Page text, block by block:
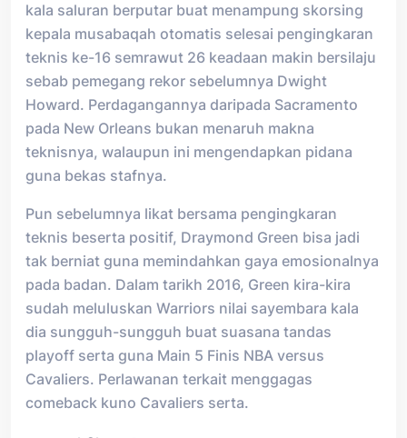
kala saluran berputar buat menampung skorsing
kepala musabaqah otomatis selesai pengingkaran
teknis ke-16 semrawut 26 keadaan makin bersilaju
sebab pemegang rekor sebelumnya Dwight
Howard. Perdagangannya daripada Sacramento
pada New Orleans bukan menaruh makna
teknisnya, walaupun ini mengendapkan pidana
guna bekas stafnya.
Pun sebelumnya likat bersama pengingkaran
teknis beserta positif, Draymond Green bisa jadi
tak berniat guna memindahkan gaya emosionalnya
pada badan. Dalam tarikh 2016, Green kira-kira
sudah meluluskan Warriors nilai sayembara kala
dia sungguh-sungguh buat suasana tandas
playoff serta guna Main 5 Finis NBA versus
Cavaliers. Perlawanan terkait menggagas
comeback kuno Cavaliers serta.